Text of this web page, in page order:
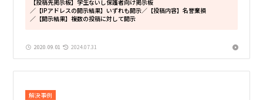
【投稿先掲示板】学生ないし保護者向け掲示板
／【IPアドレスの開示結果】いずれも開示／【投稿内容】名誉棄損
／【開示結果】複数の投稿に対して開示
2020.09.01 2024.07.31
解決事例